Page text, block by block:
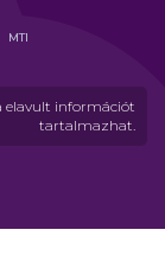
elavult információt
tartalmazhat.
MTI